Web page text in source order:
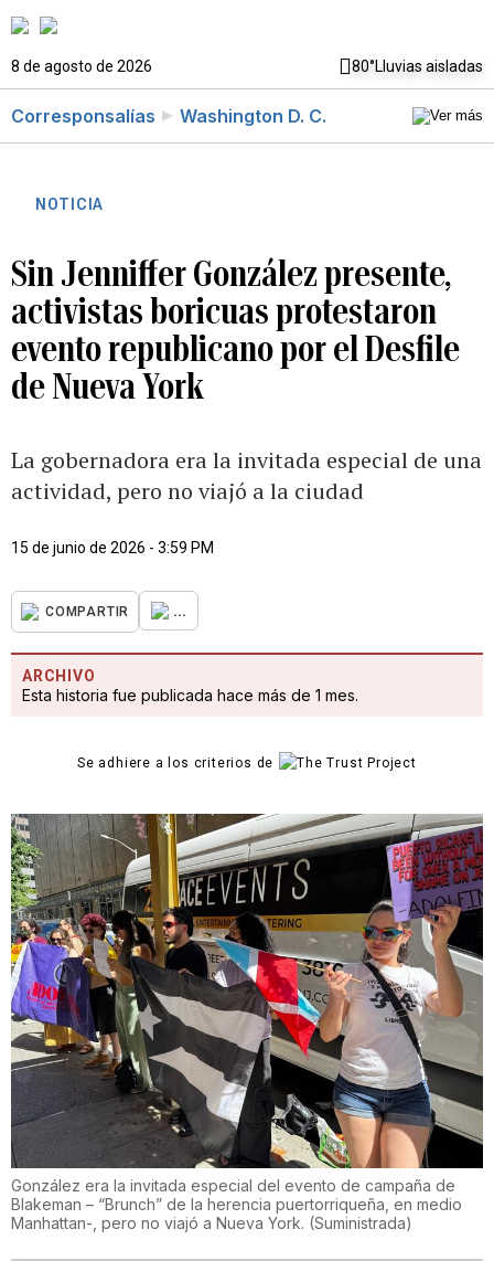
8 de agosto de 2026 80°Lluvias aisladas
Corresponsalías Washington D. C.
NOTICIA
Sin Jenniffer González presente,
activistas boricuas protestaron
evento republicano por el Desfile
de Nueva York
La gobernadora era la invitada especial de una
actividad, pero no viajó a la ciudad
15 de junio de 2026 - 3:59 PM
COMPARTIR ...
ARCHIVO
Esta historia fue publicada hace más de 1 mes.
Se adhiere a los criterios de
González era la invitada especial del evento de campaña de
Blakeman – “Brunch” de la herencia puertorriqueña, en medio
Manhattan-, pero no viajó a Nueva York. (Suministrada)